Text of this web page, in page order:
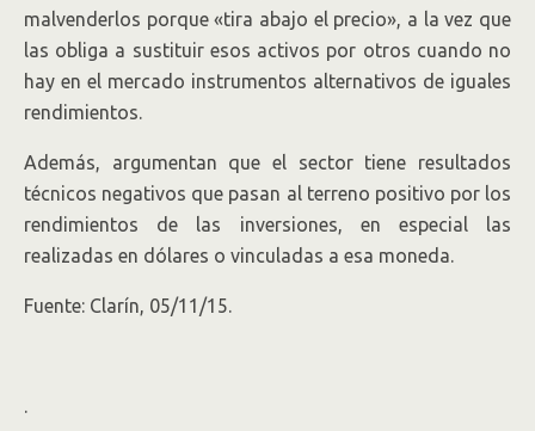
malvenderlos porque «tira abajo el precio», a la vez que
las obliga a sustituir esos activos por otros cuando no
hay en el mercado instrumentos alternativos de iguales
rendimientos.
Además, argumentan que el sector tiene resultados
técnicos negativos que pasan al terreno positivo por los
rendimientos de las inversiones, en especial las
realizadas en dólares o vinculadas a esa moneda.
Fuente: Clarín, 05/11/15.
.